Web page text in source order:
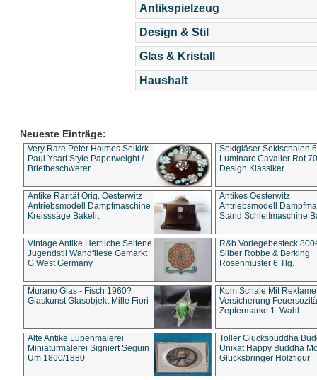
Antikspielzeug
Design & Stil
Glas & Kristall
Haushalt
Neueste Einträge:
Very Rare Peter Holmes Selkirk
Paul Ysart Style Paperweight /
Briefbeschwerer
Sektgläser Sektschalen
Luminarc Cavalier Rot
Design Klassiker
Antike Rarität Orig. Oesterwitz
Antriebsmodell Dampfmaschine
Kreisssäge Bakelit
Antikes Oesterwitz
Antriebsmodell
Stand Schleifmaschine
Vintage Antike Herrliche Seltene
Jugendstil Wandfliese Gemarkt
G West Germany
R&b Vorlegebesteck
Silber Robbe & Berking
Rosenmuster 6 Tlg.
Murano Glas - Fisch 1960?
Glaskunst Glasobjekt Mille Fiori
Kpm Schale Mit Reklame
Versicherung
Zeptermarke 1. Wahl
Alte Antike Lupenmalerei
Miniaturmalerei Signiert Seguin
Um 1860/1880
Toller Glücksbuddha
Unikat Happy Buddha
Glücksbringer Holzfigur